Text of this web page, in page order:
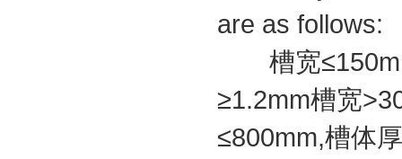
are as follows:
槽宽
≥1.2mm槽宽
≤800mm,槽体